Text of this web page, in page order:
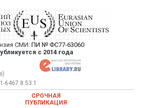
Союз Ученых —
научных статей в
научном журнале
СМИ: ПИ № ФС77-63060
с 2014 года
Ученых — публикация научных статей в
научном журнале
6467.8.53.1
СРОЧНАЯ
ПУБЛИКАЦИЯ